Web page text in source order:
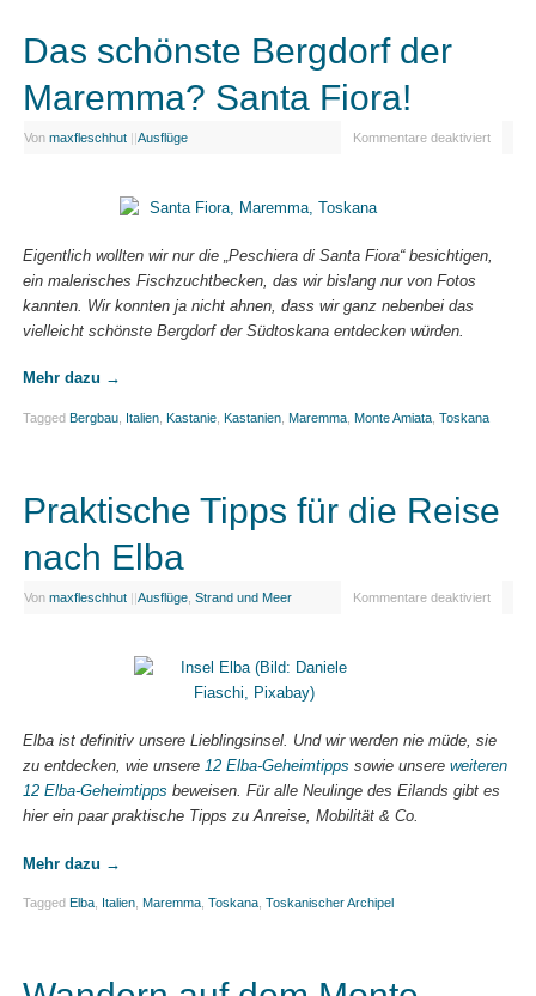
Das schönste Bergdorf der
Maremma? Santa Fiora!
Von maxfleschhut ||Ausflüge Kommentare deaktiviert
Eigentlich wollten wir nur die „Peschiera di Santa Fiora“ besichtigen,
ein malerisches Fischzuchtbecken, das wir bislang nur von Fotos
kannten. Wir konnten ja nicht ahnen, dass wir ganz nebenbei das
vielleicht schönste Bergdorf der Südtoskana entdecken würden.
Mehr dazu →
Tagged Bergbau, Italien, Kastanie, Kastanien, Maremma, Monte Amiata, Toskana
Praktische Tipps für die Reise
nach Elba
Von maxfleschhut ||Ausflüge, Strand und Meer Kommentare deaktiviert
Elba ist definitiv unsere Lieblingsinsel. Und wir werden nie müde, sie
zu entdecken, wie unsere 12 Elba-Geheimtipps sowie unsere weiteren
12 Elba-Geheimtipps beweisen. Für alle Neulinge des Eilands gibt es
hier ein paar praktische Tipps zu Anreise, Mobilität & Co.
Mehr dazu →
Tagged Elba, Italien, Maremma, Toskana, Toskanischer Archipel